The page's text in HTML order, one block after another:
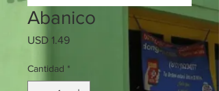
Abanico
USD 1.49Precio
Cantidad *